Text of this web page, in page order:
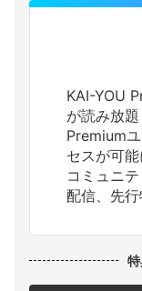
KAI-YOU
が読み放題
Premium
セスが可能
コミュニ
配信、先行